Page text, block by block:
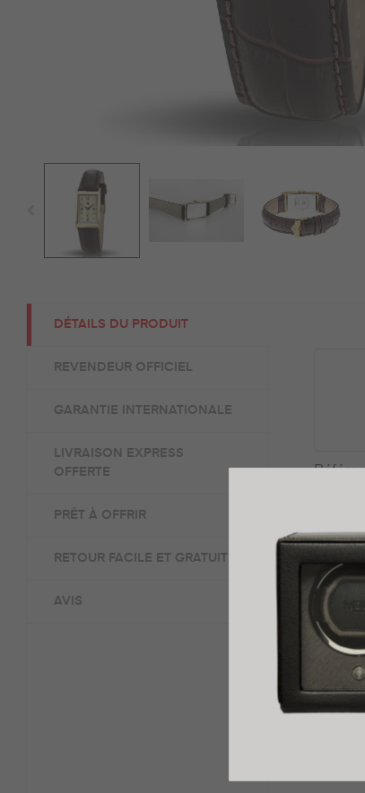
DÉTAILS DU PRODUIT
REVENDEUR OFFICIEL
GARANTIE INTERNATIONALE
LIVRAISON EXPRESS
OFFERTE
PRÊT À OFFRIR
RETOUR FACILE ET GRATUIT
AVIS
Genre
Boîte et
Type